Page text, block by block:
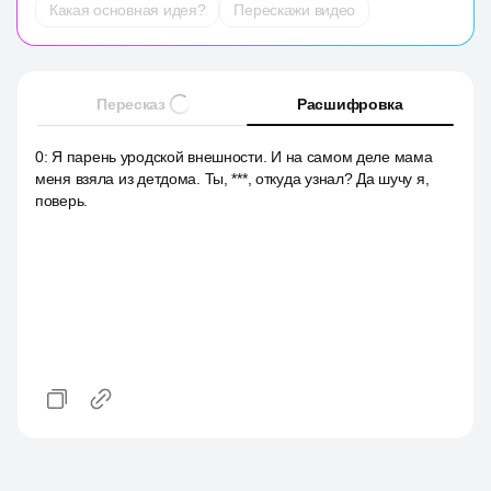
Какая основная идея?
Перескажи видео
Пересказ Расшифровка
0: Я парень уродской внешности. И на самом деле мама
меня взяла из детдома. Ты, ***, откуда узнал? Да шучу я,
поверь.